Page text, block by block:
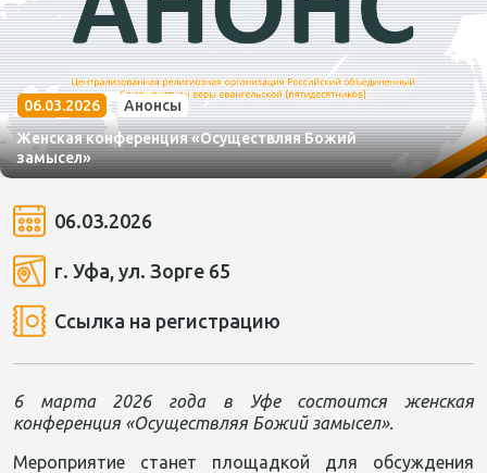
06.03.2026
Анонсы
Женская конференция «Осуществляя Божий
замысел»
06.03.2026
г. Уфа, ул. Зорге 65
Ссылка на регистрацию
6 марта 2026 года в Уфе состоится женская
конференция «Осуществляя Божий замысел».
Мероприятие станет площадкой для обсуждения